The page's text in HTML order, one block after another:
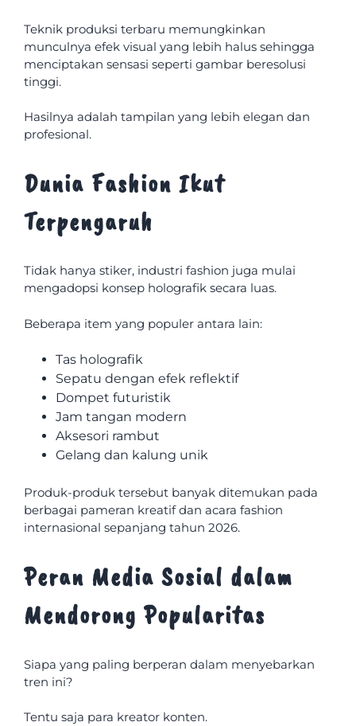
Teknik produksi terbaru memungkinkan
munculnya efek visual yang lebih halus sehingga
menciptakan sensasi seperti gambar beresolusi
tinggi.
Hasilnya adalah tampilan yang lebih elegan dan
profesional.
Dunia Fashion Ikut
Terpengaruh
Tidak hanya stiker, industri fashion juga mulai
mengadopsi konsep holografik secara luas.
Beberapa item yang populer antara lain:
Tas holografik
Sepatu dengan efek reflektif
Dompet futuristik
Jam tangan modern
Aksesori rambut
Gelang dan kalung unik
Produk-produk tersebut banyak ditemukan pada
berbagai pameran kreatif dan acara fashion
internasional sepanjang tahun 2026.
Peran Media Sosial dalam
Mendorong Popularitas
Siapa yang paling berperan dalam menyebarkan
tren ini?
Tentu saja para kreator konten.